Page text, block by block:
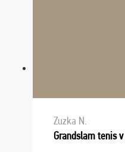
Zuzka N.
Grandslam tenis